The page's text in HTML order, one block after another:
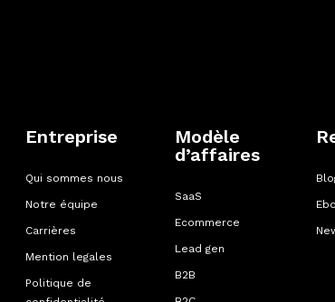
Entreprise
Qui sommes nous
Notre équipe
Carrières
Mention legales
Politique de
Modèle
d’affaires
SaaS
Ecommerce
Lead gen
B2B